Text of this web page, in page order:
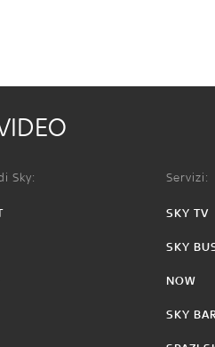
Sky: Servizi:
SKY TV
SKY
NOW
SKY